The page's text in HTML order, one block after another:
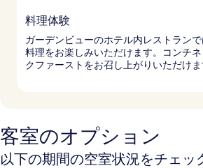
料理体験
ガーデンビューのホテル内レストラン
料理をお楽しみいただけます。コンチ
クファーストをお召し上がりいただけま
客室のオプション
以下の期間の空室状況をチェッ